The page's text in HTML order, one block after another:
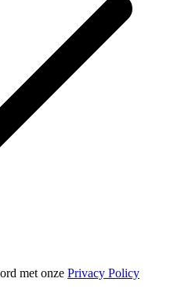
met onze Privacy Policy